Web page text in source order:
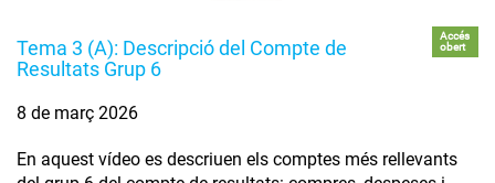
Tema 3 (A): Descripció del Compte de
Resultats Grup 6
Accés
obert
8 de març 2026
En aquest vídeo es descriuen els comptes més rellevants